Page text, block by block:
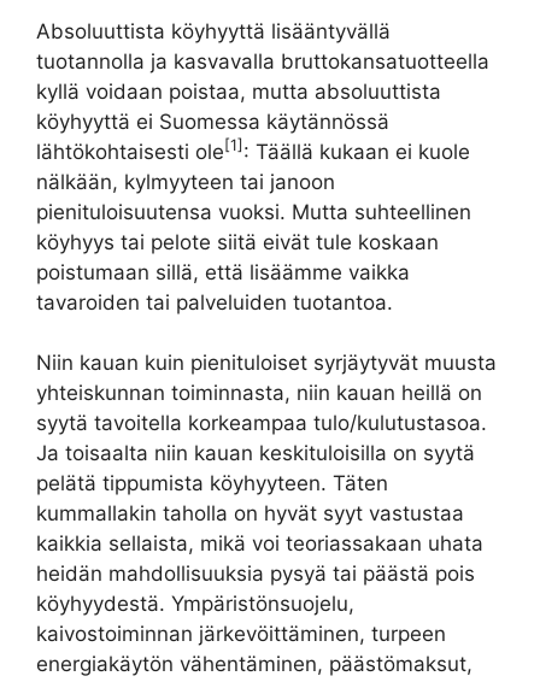
Absoluuttista köyhyyttä lisääntyvällä
tuotannolla ja kasvavalla bruttokansatuotteella
kyllä voidaan poistaa, mutta absoluuttista
köyhyyttä ei Suomessa käytännössä
lähtökohtaisesti ole[1] : Täällä kukaan ei kuole
nälkään, kylmyyteen tai janoon
pienituloisuutensa vuoksi. Mutta suhteellinen
köyhyys tai pelote siitä eivät tule koskaan
poistumaan sillä, että lisäämme vaikka
tavaroiden tai palveluiden tuotantoa.
Niin kauan kuin pienituloiset syrjäytyvät muusta
yhteiskunnan toiminnasta, niin kauan heillä on
syytä tavoitella korkeampaa tulo/kulutustasoa.
Ja toisaalta niin kauan keskituloisilla on syytä
pelätä tippumista köyhyyteen. Täten
kummallakin taholla on hyvät syyt vastustaa
kaikkia sellaista, mikä voi teoriassakaan uhata
heidän mahdollisuuksia pysyä tai päästä pois
köyhyydestä. Ympäristönsuojelu,
kaivostoiminnan järkevöittäminen, turpeen
energiakäytön vähentäminen, päästömaksut,